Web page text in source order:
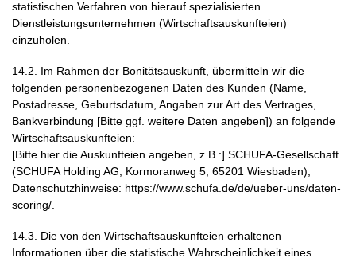
statistischen Verfahren von hierauf spezialisierten
Dienstleistungsunternehmen (Wirtschaftsauskunfteien)
einzuholen.
14.2. Im Rahmen der Bonitätsauskunft, übermitteln wir die
folgenden personenbezogenen Daten des Kunden (Name,
Postadresse, Geburtsdatum, Angaben zur Art des Vertrages,
Bankverbindung [Bitte ggf. weitere Daten angeben]) an folgende
Wirtschaftsauskunfteien:
[Bitte hier die Auskunfteien angeben, z.B.:] SCHUFA-Gesellschaft
(SCHUFA Holding AG, Kormoranweg 5, 65201 Wiesbaden),
Datenschutzhinweise: https://www.schufa.de/de/ueber-uns/daten-
scoring/.
14.3. Die von den Wirtschaftsauskunfteien erhaltenen
Informationen über die statistische Wahrscheinlichkeit eines